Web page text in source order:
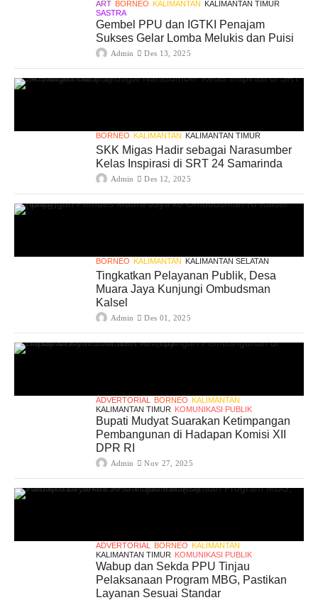
ART BORNEO KALIMANTAN KALIMANTAN TIMUR
SASTRA
Gembel PPU dan IGTKI Penajam
Sukses Gelar Lomba Melukis dan Puisi
Admin Des 13, 2025
BORNEO KALIMANTAN KALIMANTAN TIMUR
SKK Migas Hadir sebagai Narasumber
Kelas Inspirasi di SRT 24 Samarinda
Admin Des 12, 2025
BORNEO KALIMANTAN KALIMANTAN SELATAN
Tingkatkan Pelayanan Publik, Desa
Muara Jaya Kunjungi Ombudsman
Kalsel
Admin Des 01, 2025
ADVERTORIAL BORNEO KALIMANTAN
KALIMANTAN TIMUR KOMUNIKASI PUBLIK
Bupati Mudyat Suarakan Ketimpangan
Pembangunan di Hadapan Komisi XII
DPR RI
Admin Nov 27, 2025
ADVERTORIAL BORNEO KALIMANTAN
KALIMANTAN TIMUR KOMUNIKASI PUBLIK
Wabup dan Sekda PPU Tinjau
Pelaksanaan Program MBG, Pastikan
Layanan Sesuai Standar